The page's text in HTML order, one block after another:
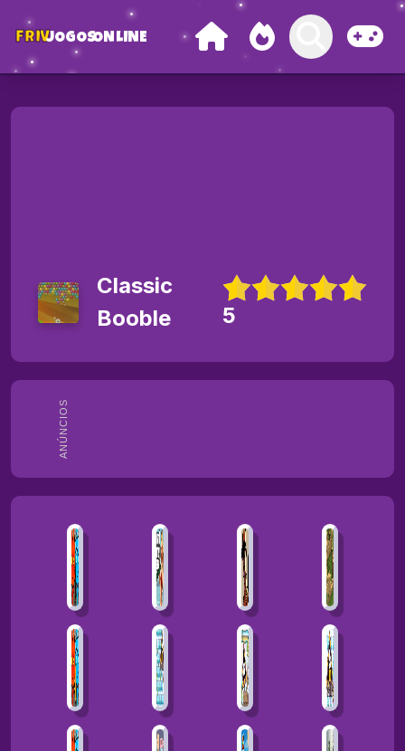
FRIVJOGOSONLINE
ANÚNCIOS
Classic
Booble
5